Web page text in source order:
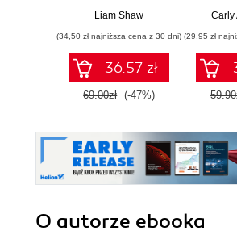
Liam Shaw
(34,50 zł najniższa cena z 30 dni)
36.57 zł
69.00zł (-47%)
Carly
(29,95 zł
O autorze ebooka